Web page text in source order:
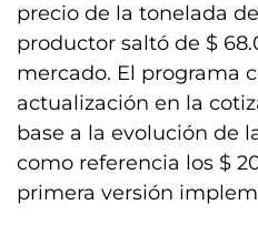
precio de la tonelada
productor saltó de $
mercado. El programa
actualización en la
base a la evolución de
como referencia los $
primera versión